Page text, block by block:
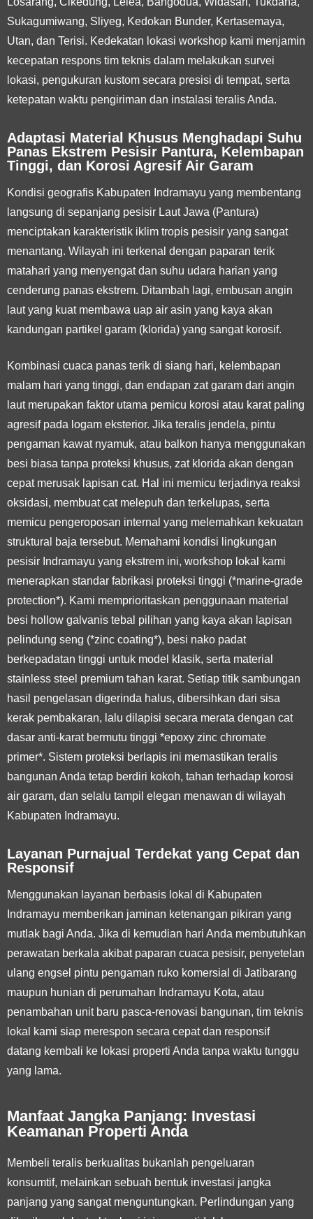
Sukagumiwang, Sliyeg, Kedokan Bunder, Kertasemaya,
Utan, dan Terisi. Kedekatan lokasi workshop kami menjamin
kecepatan respons tim teknis dalam melakukan survei
lokasi, pengukuran kustom secara presisi di tempat, serta
ketepatan waktu pengiriman dan instalasi teralis Anda.
Adaptasi Material Khusus Menghadapi Suhu
Panas Ekstrem Pesisir Pantura, Kelembapan
Tinggi, dan Korosi Agresif Air Garam
Kondisi geografis Kabupaten Indramayu yang membentang
langsung di sepanjang pesisir Laut Jawa (Pantura)
menciptakan karakteristik iklim tropis pesisir yang sangat
menantang. Wilayah ini terkenal dengan paparan terik
matahari yang menyengat dan suhu udara harian yang
cenderung panas ekstrem. Ditambah lagi, embusan angin
laut yang kuat membawa uap air asin yang kaya akan
kandungan partikel garam (klorida) yang sangat korosif.
Kombinasi cuaca panas terik di siang hari, kelembapan
malam hari yang tinggi, dan endapan zat garam dari angin
laut merupakan faktor utama pemicu korosi atau karat paling
agresif pada logam eksterior. Jika teralis jendela, pintu
pengaman kawat nyamuk, atau balkon hanya menggunakan
besi biasa tanpa proteksi khusus, zat klorida akan dengan
cepat merusak lapisan cat. Hal ini memicu terjadinya reaksi
oksidasi, membuat cat melepuh dan terkelupas, serta
memicu pengeroposan internal yang melemahkan kekuatan
struktural baja tersebut. Memahami kondisi lingkungan
pesisir Indramayu yang ekstrem ini, workshop lokal kami
menerapkan standar fabrikasi proteksi tinggi (*marine-grade
protection*). Kami memprioritaskan penggunaan material
besi hollow galvanis tebal pilihan yang kaya akan lapisan
pelindung seng (*zinc coating*), besi nako padat
berkepadatan tinggi untuk model klasik, serta material
stainless steel premium tahan karat. Setiap titik sambungan
hasil pengelasan digerinda halus, dibersihkan dari sisa
kerak pembakaran, lalu dilapisi secara merata dengan cat
dasar anti-karat bermutu tinggi *epoxy zinc chromate
primer*. Sistem proteksi berlapis ini memastikan teralis
bangunan Anda tetap berdiri kokoh, tahan terhadap korosi
air garam, dan selalu tampil elegan menawan di wilayah
Kabupaten Indramayu.
Layanan Purnajual Terdekat yang Cepat dan
Responsif
Menggunakan layanan berbasis lokal di Kabupaten
Indramayu memberikan jaminan ketenangan pikiran yang
mutlak bagi Anda. Jika di kemudian hari Anda membutuhkan
perawatan berkala akibat paparan cuaca pesisir, penyetelan
ulang engsel pintu pengaman ruko komersial di Jatibarang
maupun hunian di perumahan Indramayu Kota, atau
penambahan unit baru pasca-renovasi bangunan, tim teknis
lokal kami siap merespon secara cepat dan responsif
datang kembali ke lokasi properti Anda tanpa waktu tunggu
yang lama.
Manfaat Jangka Panjang: Investasi
Keamanan Properti Anda
Membeli teralis berkualitas bukanlah pengeluaran
konsumtif, melainkan sebuah bentuk investasi jangka
panjang yang sangat menguntungkan. Perlindungan yang